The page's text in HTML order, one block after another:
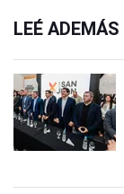
LEÉ ADEMÁS